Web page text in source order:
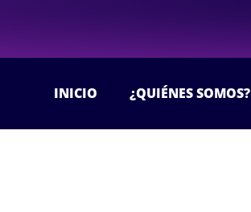
INICIO ¿QUIÉNES SOMOS?